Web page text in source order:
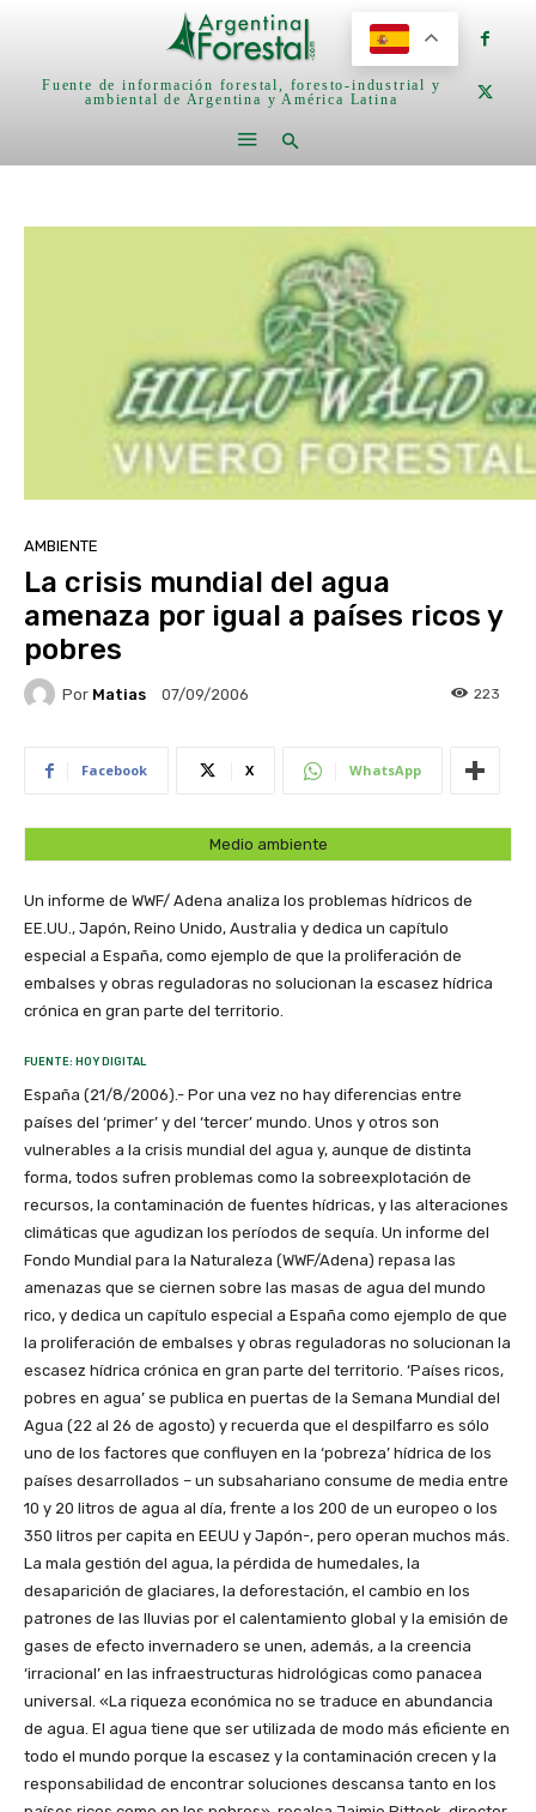
Fuente de información forestal, foresto-industrial y
ambiental de Argentina y América Latina
AMBIENTE
La crisis mundial del agua
amenaza por igual a países ricos y
pobres
Por Matias 07/09/2006 223
Facebook X WhatsApp
Medio ambiente
Un informe de WWF/ Adena analiza los problemas hídricos de
EE.UU., Japón, Reino Unido, Australia y dedica un capítulo
especial a España, como ejemplo de que la proliferación de
embalses y obras reguladoras no solucionan la escasez hídrica
crónica en gran parte del territorio.
FUENTE: HOY DIGITAL
España (21/8/2006).- Por una vez no hay diferencias entre
países del ‘primer’ y del ‘tercer’ mundo. Unos y otros son
vulnerables a la crisis mundial del agua y, aunque de distinta
forma, todos sufren problemas como la sobreexplotación de
recursos, la contaminación de fuentes hídricas, y las alteraciones
climáticas que agudizan los períodos de sequía. Un informe del
Fondo Mundial para la Naturaleza (WWF/Adena) repasa las
amenazas que se ciernen sobre las masas de agua del mundo
rico, y dedica un capítulo especial a España como ejemplo de que
la proliferación de embalses y obras reguladoras no solucionan la
escasez hídrica crónica en gran parte del territorio. ‘Países ricos,
pobres en agua’ se publica en puertas de la Semana Mundial del
Agua (22 al 26 de agosto) y recuerda que el despilfarro es sólo
uno de los factores que confluyen en la ‘pobreza’ hídrica de los
países desarrollados – un subsahariano consume de media entre
10 y 20 litros de agua al día, frente a los 200 de un europeo o los
350 litros per capita en EEUU y Japón-, pero operan muchos más.
La mala gestión del agua, la pérdida de humedales, la
desaparición de glaciares, la deforestación, el cambio en los
patrones de las lluvias por el calentamiento global y la emisión de
gases de efecto invernadero se unen, además, a la creencia
‘irracional’ en las infraestructuras hidrológicas como panacea
universal. «La riqueza económica no se traduce en abundancia
de agua. El agua tiene que ser utilizada de modo más eficiente en
todo el mundo porque la escasez y la contaminación crecen y la
responsabilidad de encontrar soluciones descansa tanto en los